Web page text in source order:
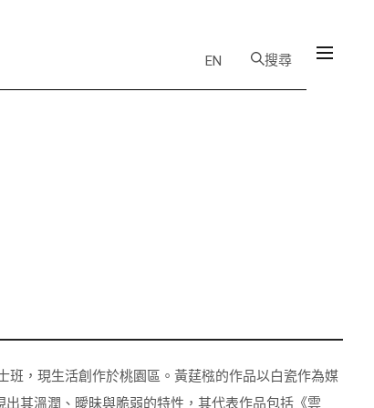
EN 搜尋
班，現生活創作於桃園區。黃莛㭹的作品以白瓷作為媒
其溫潤、曖昧與脆弱的特性，其代表作品包括《雲